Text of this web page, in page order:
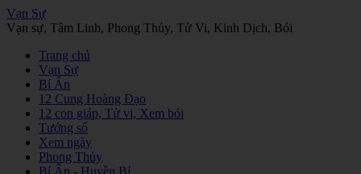
Vạn Sự
Vạn sự, Tâm Linh, Phong Thủy, Tử Vi, Kinh Dịch, Bói
Trang chủ
Vạn Sự
Bí Ẩn
12 Cung Hoàng Đạo
12 con giáp, Tử vi, Xem bói
Tướng số
Xem ngày
Phong Thủy
Bí Ẩn - Huyền Bí